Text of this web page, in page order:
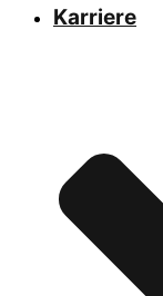
Karriere